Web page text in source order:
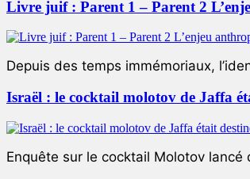
Livre juif : Parent 1 – Parent 2
Depuis des temps immémoriaux,
Israël : le cocktail molotov de Jaffa
Enquête sur le cocktail Molotov